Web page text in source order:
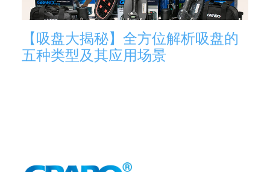
【吸盘大揭秘】全方位解析吸盘的
五种类型及其应用场景